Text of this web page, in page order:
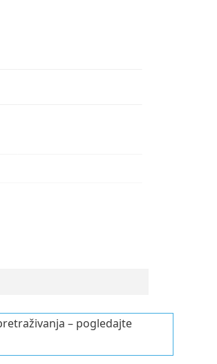
– pogledajte